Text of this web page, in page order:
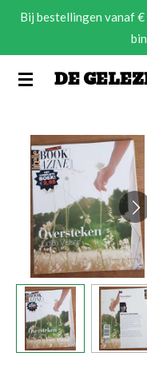
Ga
de
DE
Bij bestellingen vanaf